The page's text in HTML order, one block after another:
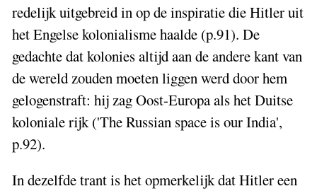
redelijk uitgebreid in op de inspiratie die Hitler uit
het Engelse kolonialisme haalde (p.91). De
gedachte dat kolonies altijd aan de andere kant van
de wereld zouden moeten liggen werd door hem
gelogenstraft: hij zag Oost-Europa als het Duitse
koloniale rijk ('The Russian space is our India',
p.92).
In dezelfde trant is het opmerkelijk dat Hitler een